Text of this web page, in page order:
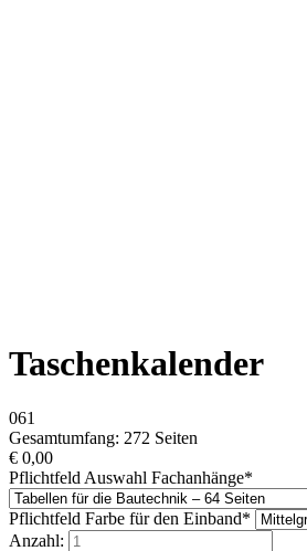
Taschenkalender
061
Gesamtumfang: 272 Seiten
€ 0,00
Pflichtfeld Auswahl Fachanhänge*
Pflichtfeld Farbe für den Einband*
Anzahl: